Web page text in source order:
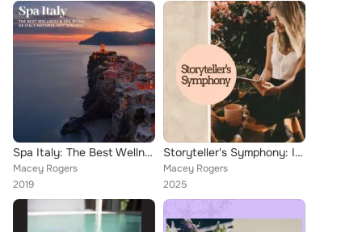
Spa Italy: The Best Wellness & Spa Music of Italy Natural Hot Springs
Macey Rogers
2019
Storyteller's Symphony: Inspiring Music for Novel Writing & Creative Flow
Macey Rogers
2025